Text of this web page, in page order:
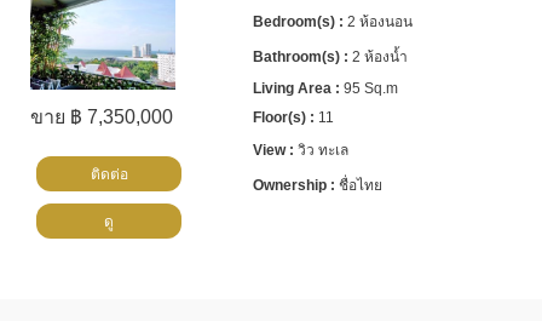
ขาย ฿ 7,350,000
2 ห้องนอน
2 ห้องน้ำ
95 Sq.m
11
วิว ทะเล
ชื่อไทย
ติดต่อ
ดู